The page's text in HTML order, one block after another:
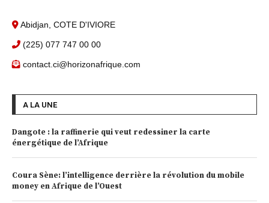
Abidjan, COTE D'IVIORE
(225) 077 747 00 00
contact.ci@horizonafrique.com
A LA UNE
Dangote : la raffinerie qui veut redessiner la carte
énergétique de l’Afrique
Coura Sène: l’intelligence derrière la révolution du mobile
money en Afrique de l’Ouest